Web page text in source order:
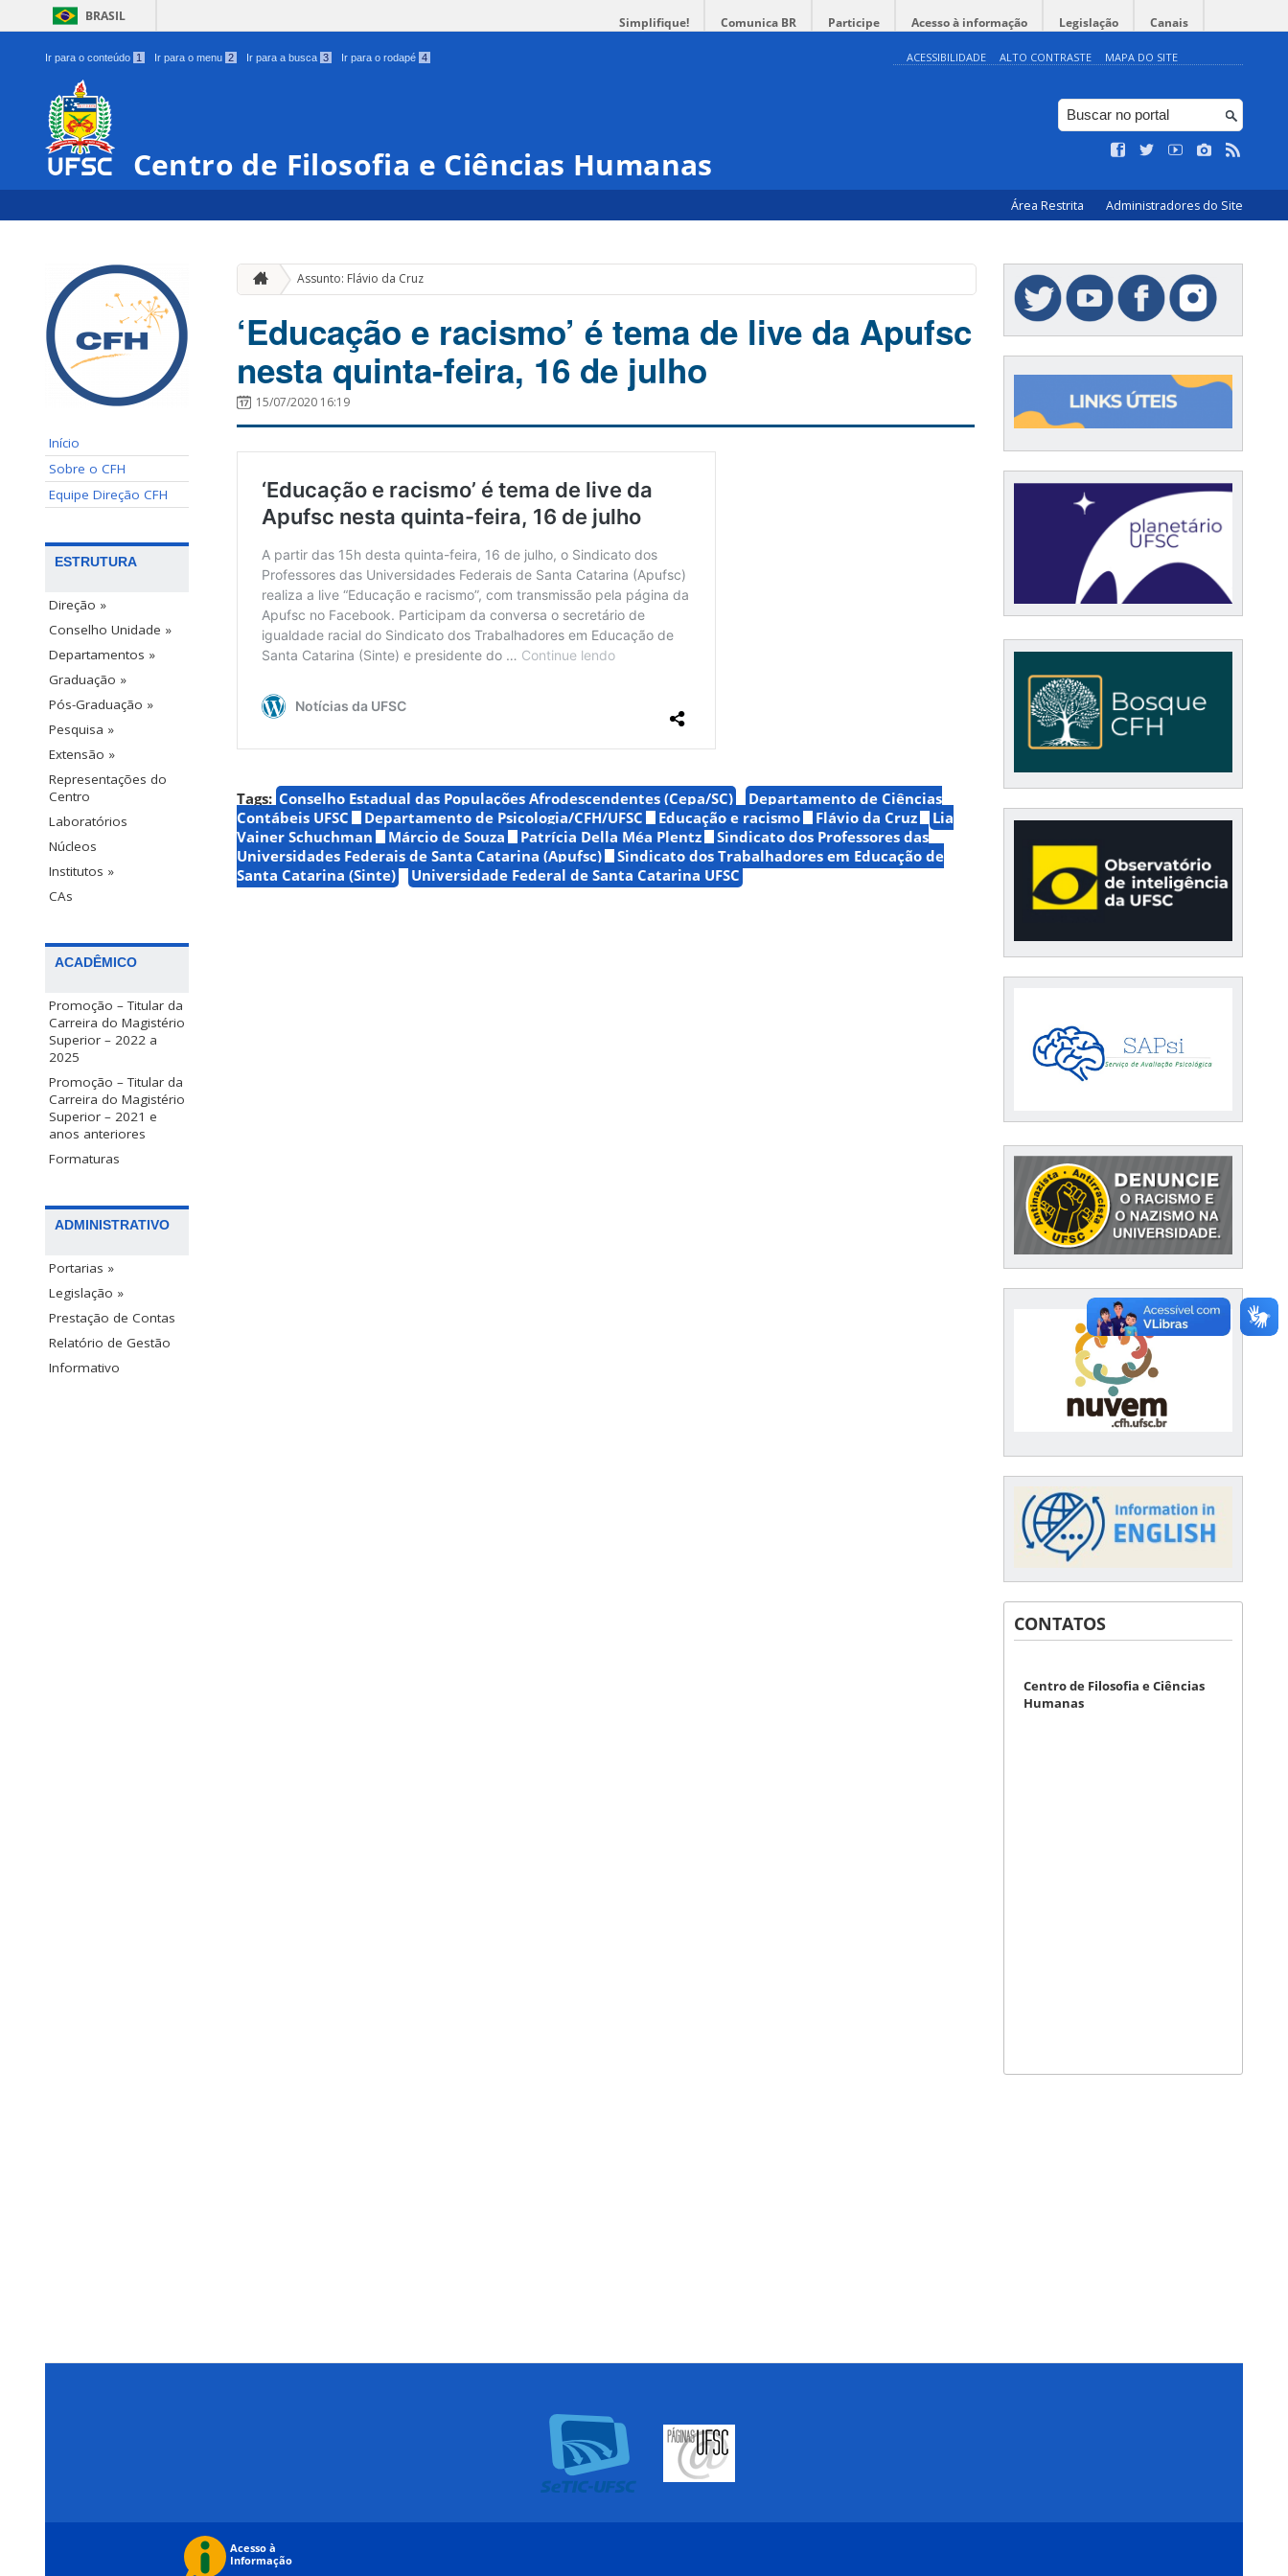
BRASIL Simplifique! Comunica BR Participe Acesso à informação Legislação Canais
Ir para o conteúdo 1 Ir para o menu 2 Ir para a busca 3 Ir para o rodapé 4 ACESSIBILIDADE ALTO CONTRASTE MAPA DO SITE
Centro de Filosofia e Ciências Humanas
Área Restrita Administradores do Site
Início
Sobre o CFH
Equipe Direção CFH
ESTRUTURA
Direção »
Conselho Unidade »
Departamentos »
Graduação »
Pós-Graduação »
Pesquisa »
Extensão »
Representações do
Centro
Laboratórios
Núcleos
Institutos »
CAs
ACADÊMICO
Promoção – Titular da
Carreira do Magistério
Superior – 2022 a
2025
Promoção – Titular da
Carreira do Magistério
Superior – 2021 e
anos anteriores
Formaturas
ADMINISTRATIVO
Portarias »
Legislação »
Prestação de Contas
Relatório de Gestão
Informativo
Assunto: Flávio da Cruz
‘Educação e racismo’ é tema de live da Apufsc
nesta quinta-feira, 16 de julho
15/07/2020 16:19
Tags: Conselho Estadual das Populações Afrodescendentes (Cepa/SC)
Departamento de Ciências
Contábeis UFSC
Departamento de Psicologia/CFH/UFSC Educação e racismo Flávio da Cruz
Lia
Vainer Schuchman
Márcio de Souza Patrícia Della Méa Plentz
Sindicato dos Professores das
Universidades Federais de Santa Catarina (Apufsc)
Sindicato dos Trabalhadores em Educação de
Santa Catarina (Sinte)
Universidade Federal de Santa Catarina UFSC
CONTATOS
Centro de Filosofia e Ciências
Humanas